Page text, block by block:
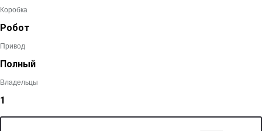
Коробка
Робот
Привод
Полный
Владельцы
1